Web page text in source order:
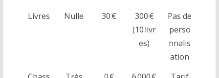
Livres
Nulle 30 €
300 €
(10 livr
es)
Pas de
perso
nnalis
ation